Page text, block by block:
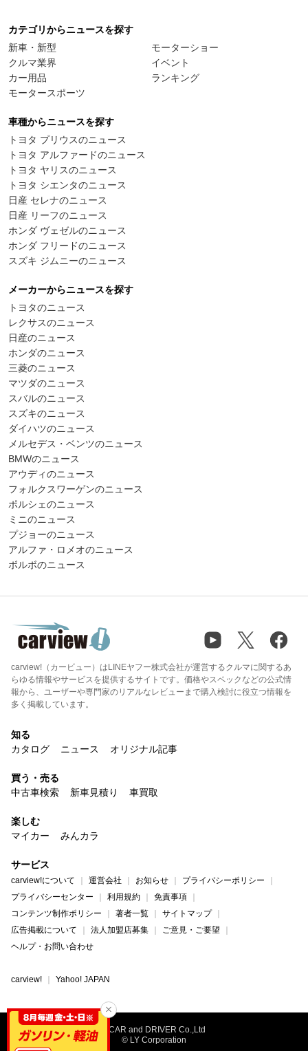
カテゴリからニュースを探す
新車・新型
クルマ業界
カー用品
モータースポーツ
モーターショー
イベント
ランキング
車種からニュースを探す
トヨタ プリウスのニュース
トヨタ アルファードのニュース
トヨタ ヤリスのニュース
トヨタ シエンタのニュース
日産 セレナのニュース
日産 リーフのニュース
ホンダ ヴェゼルのニュース
ホンダ フリードのニュース
スズキ ジムニーのニュース
メーカーからニュースを探す
トヨタのニュース
レクサスのニュース
日産のニュース
ホンダのニュース
三菱のニュース
マツダのニュース
スバルのニュース
スズキのニュース
ダイハツのニュース
メルセデス・ベンツのニュース
BMWのニュース
アウディのニュース
フォルクスワーゲンのニュース
ポルシェのニュース
ミニのニュース
プジョーのニュース
アルファ・ロメオのニュース
ボルボのニュース
carview!（カービュー）はLINEヤフー株式会社が運営するクルマに関するあ
らゆる情報やサービスを提供するサイトです。価格やスペックなどの公式情
報から、ユーザーや専門家のリアルなレビューまで購入検討に役立つ情報を
多く掲載しています。
知る
カタログ
ニュース オリジナル記事
買う・売る
中古車検索
新車見積り 車買取
楽しむ
マイカー
みんカラ
サービス
carview!について 運営会社 お知らせ
プライバシーポリシー
プライバシーセンター
利用規約
免責事項
コンテンツ制作ポリシー
著者一覧
サイトマップ
広告掲載について
法人加盟店募集
ご意見・ご要望
ヘルプ・お問い合わせ
carview! Yahoo! JAPAN
©CAR and DRIVER Co.,Ltd
© LY Corporation